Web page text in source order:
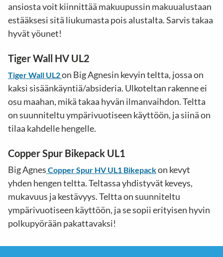
ansiosta voit kiinnittää makuupussin makuualustaan
estääksesi sitä liukumasta pois alustalta. Sarvis takaa
hyvät yöunet!
Tiger Wall HV UL2
Tiger Wall UL2on Big Agnesin kevyin teltta, jossa on
kaksi sisäänkäyntiä/absideria. Ulkoteltan rakenne ei
osu maahan, mikä takaa hyvän ilmanvaihdon. Teltta
on suunniteltu ympärivuotiseen käyttöön, ja siinä on
tilaa kahdelle hengelle.
Copper Spur Bikepack UL1
Big Agnes Copper Spur HV UL1 Bikepackon kevyt
yhden hengen teltta. Teltassa yhdistyvät keveys,
mukavuus ja kestävyys. Teltta on suunniteltu
ympärivuotiseen käyttöön, ja se sopii erityisen hyvin
polkupyörään pakattavaksi!